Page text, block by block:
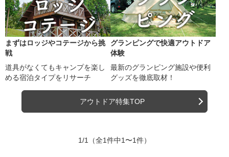
まずはロッジやコテージから挑
戦
道具がなくてもキャンプを楽し
める宿泊タイプをリサーチ
グランピングで快適アウトドア
体験
最新のグランピング施設や便利
グッズを徹底取材！
アウトドア特集TOP
1/1 （全1件中1〜1件）